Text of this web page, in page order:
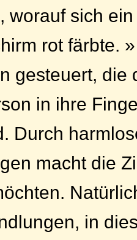
worauf sich
rot färbte.
gesteuert, die
in ihre
Durch
macht die
in